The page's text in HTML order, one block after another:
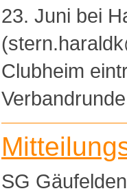
23. Juni bei
Clubheim
SG